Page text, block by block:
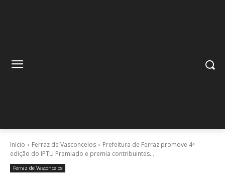
Início Ferraz de Vasconcelos
Prefeitura de Ferraz promove 4ª
edição do IPTU Premiado e premia contribuintes...
Ferraz de Vasconcelos